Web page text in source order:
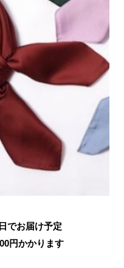
でお届け予定
円かかります